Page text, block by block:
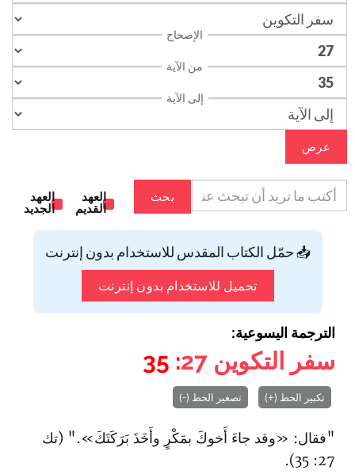
الإصحاح
من الآية
إلى الآية
عرض
بحث
العهد
القديم
العهد
الجديد
📥 حمّل الكتاب المقدس للاستخدام بدون إنترنت
تحميل للاستخدام بدون إنترنت
الترجمة اليسوعية:
سفر التكوين 27
: 35
تكبير الخط (+) تصغير الخط (-)
"فقال: «وقد جاءَ أَخوكَ بمَكْرٍ وأَخَذَ بَرَكَتَكَ»." (تك
27: 35).